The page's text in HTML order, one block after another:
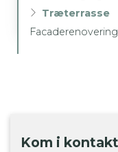
Træterrasse
Facaderenovering
Kom i